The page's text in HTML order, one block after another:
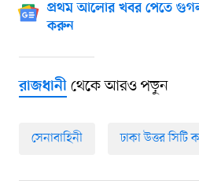
প্রথম আলোর খবর পেতে
করুন
রাজধানীথেকে আরও পড়ুন
সেনাবাহিনী ঢাকা উত্তর